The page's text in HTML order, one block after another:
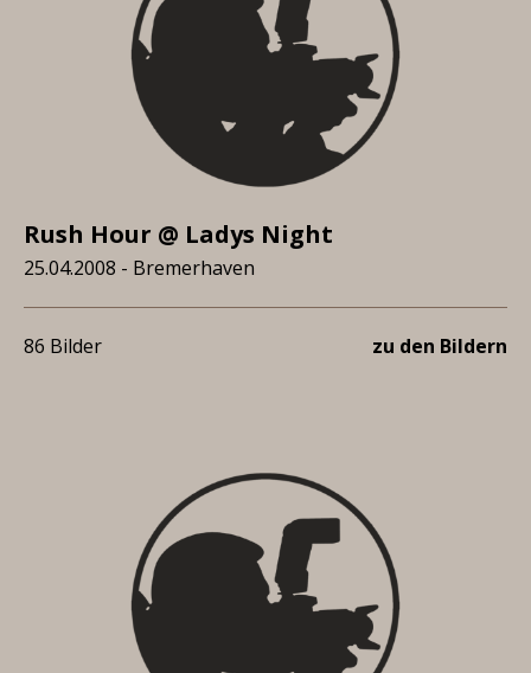
Rush Hour @ Ladys Night
25.04.2008 - Bremerhaven
86 Bilder zu den Bildern